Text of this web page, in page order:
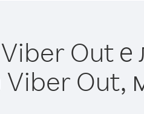
Out е
Viber Out,